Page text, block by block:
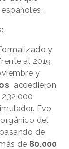
y
al 2019.
y
accedieron
Evo
del
de
de 80.000